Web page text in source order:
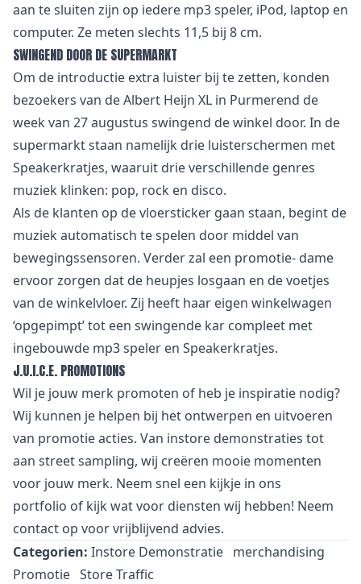
aan te sluiten zijn op iedere mp3 speler, iPod, laptop en
computer. Ze meten slechts 11,5 bij 8 cm.
SWINGEND DOOR DE SUPERMARKT
Om de introductie extra luister bij te zetten, konden
bezoekers van de Albert Heijn XL in Purmerend de
week van 27 augustus swingend de winkel door. In de
supermarkt staan namelijk drie luisterschermen met
Speakerkratjes, waaruit drie verschillende genres
muziek klinken: pop, rock en disco.
Als de klanten op de vloersticker gaan staan, begint de
muziek automatisch te spelen door middel van
bewegingssensoren. Verder zal een promotie- dame
ervoor zorgen dat de heupjes losgaan en de voetjes
van de winkelvloer. Zij heeft haar eigen winkelwagen
‘opgepimpt’ tot een swingende kar compleet met
ingebouwde mp3 speler en Speakerkratjes.
J.U.I.C.E. PROMOTIONS
Wil je jouw merk promoten of heb je inspiratie nodig?
Wij kunnen je helpen bij het ontwerpen en uitvoeren
van promotie acties. Van instore demonstraties tot
aan street sampling, wij creëren mooie momenten
voor jouw merk. Neem snel een kijkje in ons
portfolio of kijk wat voor diensten wij hebben! Neem
contact op voor vrijblijvend advies.
Categorien: Instore Demonstratie merchandising
Promotie Store Traffic